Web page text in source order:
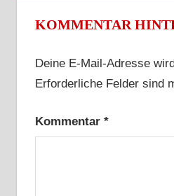
KOMMENTAR
Deine E-Mail-Adresse
Erforderliche Felder sind
Kommentar *